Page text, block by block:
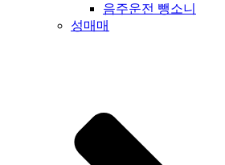
음주운전 뺑소니
성매매